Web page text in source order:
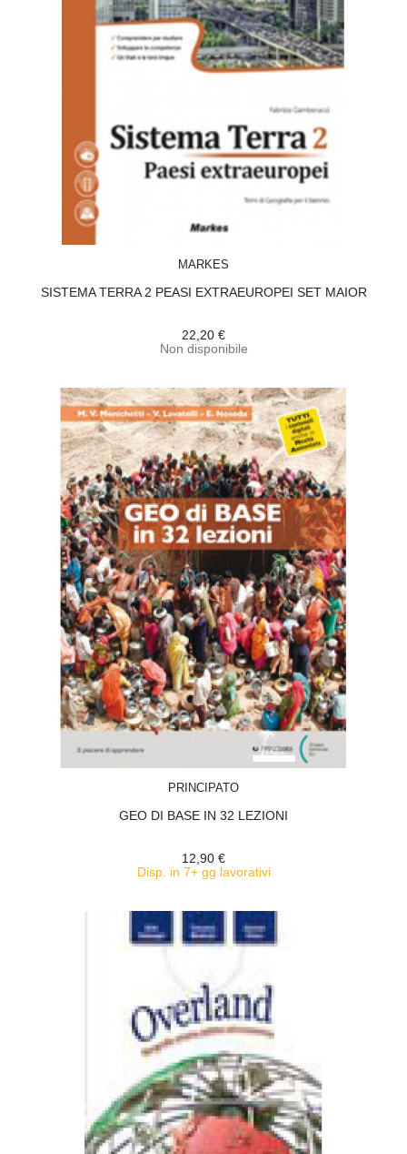
MARKES
SISTEMA TERRA 2 PEASI EXTRAEUROPEI SET MAIOR
22,20 €
Non disponibile
PRINCIPATO
GEO DI BASE IN 32 LEZIONI
12,90 €
Disp. in 7+ gg lavorativi